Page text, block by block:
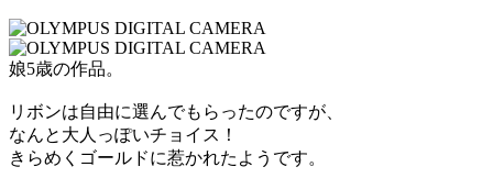
娘5歳の作品。
リボンは自由に選んでもらったのですが、
なんと大人っぽいチョイス！
きらめくゴールドに惹かれたようです。